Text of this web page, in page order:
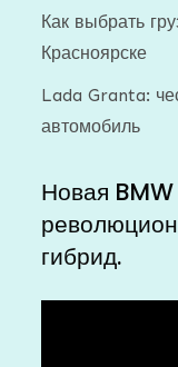
Как выбрать
Красноярске
Lada Granta:
автомобиль
Новая
гибрид.